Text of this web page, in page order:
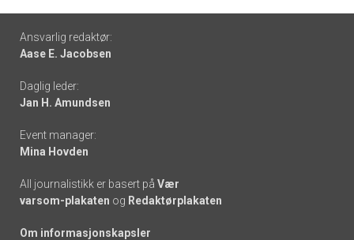
Footer
-
links
Ansvarlig redaktør:
Aase E. Jacobsen
Daglig leder:
Jan H. Amundsen
Event manager:
Mina Hovden
All journalistikk er basert på Vær
varsom-plakaten og Redaktørplakaten
Om informasjonskapsler